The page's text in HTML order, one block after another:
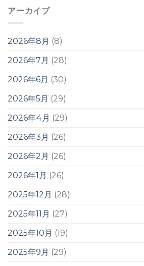
アーカイブ
2026年8月 (8)
2026年7月 (28)
2026年6月 (30)
2026年5月 (29)
2026年4月 (29)
2026年3月 (26)
2026年2月 (26)
2026年1月 (26)
2025年12月 (28)
2025年11月 (27)
2025年10月 (19)
2025年9月 (29)